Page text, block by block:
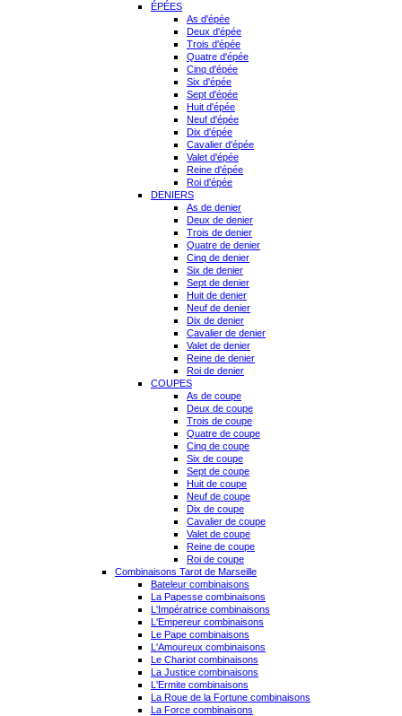
ÉPÉES
As d'épée
Deux d'épée
Trois d'épée
Quatre d'épée
Cinq d'épée
Six d'épée
Sept d'épée
Huit d'épée
Neuf d'épée
Dix d'épée
Cavalier d'épée
Valet d'épée
Reine d'épée
Roi d'épée
DENIERS
As de denier
Deux de denier
Trois de denier
Quatre de denier
Cinq de denier
Six de denier
Sept de denier
Huit de denier
Neuf de denier
Dix de denier
Cavalier de denier
Valet de denier
Reine de denier
Roi de denier
COUPES
As de coupe
Deux de coupe
Trois de coupe
Quatre de coupe
Cinq de coupe
Six de coupe
Sept de coupe
Huit de coupe
Neuf de coupe
Dix de coupe
Cavalier de coupe
Valet de coupe
Reine de coupe
Roi de coupe
Combinaisons Tarot de Marseille
Bateleur combinaisons
La Papesse combinaisons
L'Impératrice combinaisons
L'Empereur combinaisons
Le Pape combinaisons
L'Amoureux combinaisons
Le Chariot combinaisons
La Justice combinaisons
L'Ermite combinaisons
La Roue de la Fortune combinaisons
La Force combinaisons